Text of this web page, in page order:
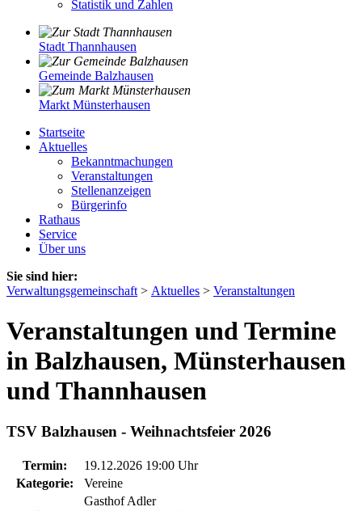
Statistik und Zahlen
Stadt Thannhausen
Gemeinde Balzhausen
Markt Münsterhausen
Startseite
Aktuelles
Bekanntmachungen
Veranstaltungen
Stellenanzeigen
Bürgerinfo
Rathaus
Service
Über uns
Sie sind hier:
Verwaltungsgemeinschaft > Aktuelles > Veranstaltungen
Veranstaltungen und Termine
in Balzhausen, Münsterhausen
und Thannhausen
TSV Balzhausen - Weihnachtsfeier 2026
Termin:
19.12.2026 19:00 Uhr
Kategorie:
Vereine
Gasthof Adler